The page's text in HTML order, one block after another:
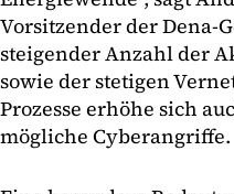
Vorsitzender der Dena-
steigender Anzahl der
sowie der stetigen
Prozesse erhöhe sich
mögliche Cyberangriffe.